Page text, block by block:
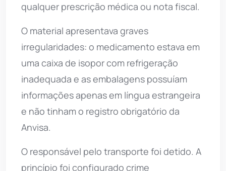
qualquer prescrição médica ou nota fiscal.
O material apresentava graves
irregularidades: o medicamento estava em
uma caixa de isopor com refrigeração
inadequada e as embalagens possuíam
informações apenas em língua estrangeira
e não tinham o registro obrigatório da
Anvisa.
O responsável pelo transporte foi detido. A
princípio foi configurado crime